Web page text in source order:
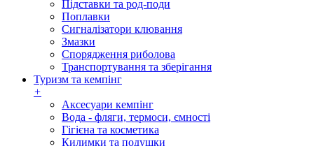
Підставки та род-поди
Поплавки
Сигналізатори клювання
Змазки
Спорядження риболова
Транспортування та зберігання
Туризм та кемпінг
+
Аксесуари кемпінг
Вода - фляги, термоси, ємності
Гігієна та косметика
Килимки та подушки